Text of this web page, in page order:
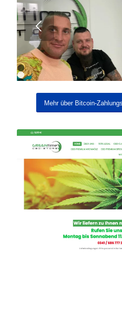
Weiter
1
2
Mehr über Bitcoin-